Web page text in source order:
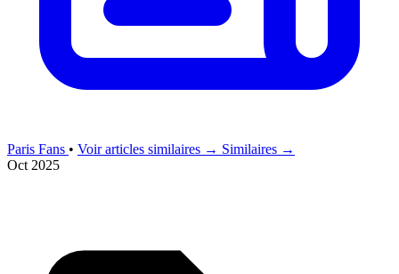
Paris Fans • Voir articles similaires → Similaires →
Oct 2025